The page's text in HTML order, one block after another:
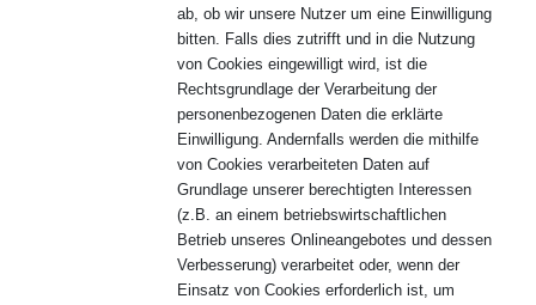
ab, ob wir unsere Nutzer um eine Einwilligung
bitten. Falls dies zutrifft und in die Nutzung
von Cookies eingewilligt wird, ist die
Rechtsgrundlage der Verarbeitung der
personenbezogenen Daten die erklärte
Einwilligung. Andernfalls werden die mithilfe
von Cookies verarbeiteten Daten auf
Grundlage unserer berechtigten Interessen
(z.B. an einem betriebswirtschaftlichen
Betrieb unseres Onlineangebotes und dessen
Verbesserung) verarbeitet oder, wenn der
Einsatz von Cookies erforderlich ist, um